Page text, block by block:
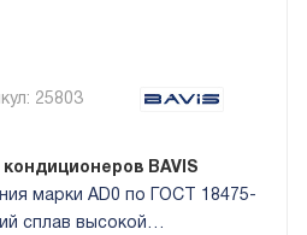
25803
BAVIS
марки AD0 по ГОСТ 18475-
сплав высокой